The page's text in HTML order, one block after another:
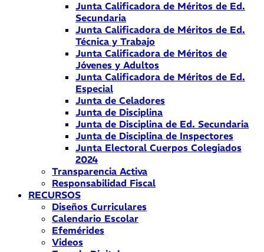
Junta Calificadora de Méritos de Ed.
Secundaria
Junta Calificadora de Méritos de Ed.
Técnica y Trabajo
Junta Calificadora de Méritos de
Jóvenes y Adultos
Junta Calificadora de Méritos de Ed.
Especial
Junta de Celadores
Junta de Disciplina
Junta de Disciplina de Ed. Secundaria
Junta de Disciplina de Inspectores
Junta Electoral Cuerpos Colegiados
2024
Transparencia Activa
Responsabilidad Fiscal
RECURSOS
Diseños Curriculares
Calendario Escolar
Efemérides
Videos